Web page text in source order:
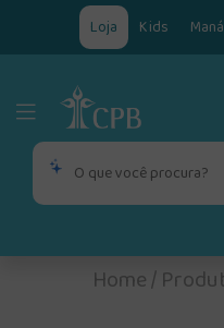
Loja Kids Maná
Home/